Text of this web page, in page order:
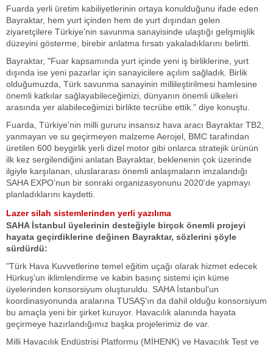
Fuarda yerli üretim kabiliyetlerinin ortaya konulduğunu ifade eden
Bayraktar, hem yurt içinden hem de yurt dışından gelen
ziyaretçilere Türkiye’nin savunma sanayisinde ulaştığı gelişmişlik
düzeyini gösterme, birebir anlatma fırsatı yakaladıklarını belirtti.
Bayraktar, "Fuar kapsamında yurt içinde yeni iş birliklerine, yurt
dışında ise yeni pazarlar için sanayicilere açılım sağladık. Birlik
olduğumuzda, Türk savunma sanayinin millileştirilmesi hamlesine
önemli katkılar sağlayabileceğimizi, dünyanın önemli ülkeleri
arasında yer alabileceğimizi birlikte tecrübe ettik." diye konuştu.
Fuarda, Türkiye'nin milli gururu insansız hava aracı Bayraktar TB2,
yanmayan ve su geçirmeyen malzeme Aerojel, BMC tarafından
üretilen 600 beygirlik yerli dizel motor gibi onlarca stratejik ürünün
ilk kez sergilendiğini anlatan Bayraktar, beklenenin çok üzerinde
ilgiyle karşılanan, uluslararası önemli anlaşmaların imzalandığı
SAHA EXPO’nun bir sonraki organizasyonunu 2020'de yapmayı
planladıklarını kaydetti.
Lazer silah sistemlerinden yerli yazılıma
SAHA İstanbul üyelerinin desteğiyle birçok önemli projeyi
hayata geçirdiklerine değinen Bayraktar, sözlerini şöyle
sürdürdü:
"Türk Hava Kuvvetlerine temel eğitim uçağı olarak hizmet edecek
Hürkuş'un iklimlendirme ve kabin basınç sistemi için küme
üyelerinden konsorsiyum oluşturuldu. SAHA İstanbul’un
koordinasyonunda aralarına TUSAŞ’ın da dahil olduğu konsorsiyum
bu amaçla yeni bir şirket kuruyor. Havacılık alanında hayata
geçirmeye hazırlandığımız başka projelerimiz de var.
Milli Havacılık Endüstrisi Platformu (MİHENK) ve Havacılık Test ve